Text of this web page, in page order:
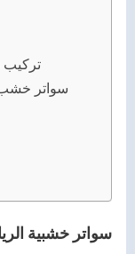
سواتر خشب
سواتر خشبية